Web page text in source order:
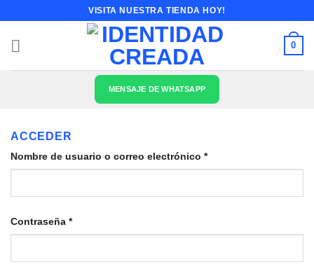
contenido
VISITA NUESTRA TIENDA HOY!
0
MENSAJE DE WHATSAPP
ACCEDER
Nombre de usuario o correo electrónico *Obligatorio
Contraseña *Obligatorio